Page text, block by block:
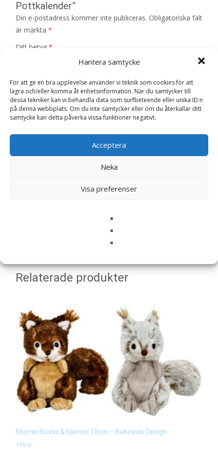
Hantera samtycke
För att ge en bra upplevelse använder vi teknik som cookies för att
lagra och/eller komma åt enhetsinformation. När du samtycker till
dessa tekniker kan vi behandla data som surfbeteende eller unika ID:n
på denna webbplats. Om du inte samtycker eller om du återkallar ditt
samtycke kan detta påverka vissa funktioner negativt.
Acceptera
Neka
Visa preferenser
Pottkalender”
Din e-postadress kommer inte publiceras. Obligatoriska fält
är märkta *
Ditt betyg *
Din recension*
Spara mitt namn, min e-postadress och webbplats i
Relaterade produkter
Ekorrar Brunis & Blixten, 18cm – Bukowski Design
189 kr